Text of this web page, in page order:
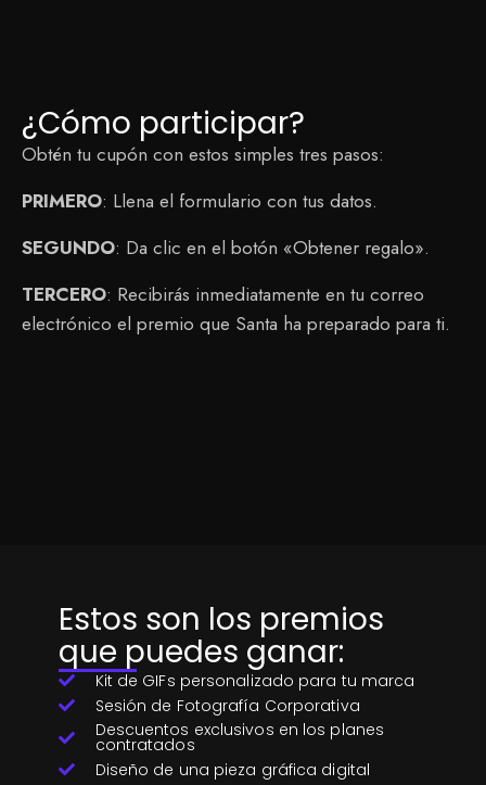
¿Cómo participar?
Obtén tu cupón con estos simples tres pasos:
PRIMERO: Llena el formulario con tus datos.
SEGUNDO: Da clic en el botón «Obtener regalo».
TERCERO: Recibirás inmediatamente en tu correo
electrónico el premio que Santa ha preparado para ti.
Estos son los premios
que puedes ganar:
Kit de GIFs personalizado para tu marca
Sesión de Fotografía Corporativa
Descuentos exclusivos en los planes
contratados
Diseño de una pieza gráfica digital